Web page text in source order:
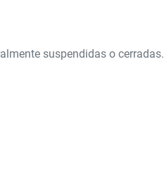
suspendidas o cerradas.